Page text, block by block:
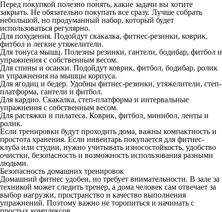
Перед покупкой полезно понять, какие задачи вы хотите
закрыть. Не обязательно покупать все сразу. Лучше собрать
небольшой, но продуманный набор, который будет
использоваться регулярно.
Для похудения. Подойдут скакалка, фитнес-резинки, коврик,
фитбол и легкие утяжелители.
Для тонуса мышц. Полезны резинки, гантели, бодибар, фитбол и
упражнения с собственным весом.
Для спины и осанки. Подойдут коврик, фитбол, бодибар, ролик
и упражнения на мышцы корпуса.
Для ягодиц и бедер. Удобны фитнес-резинки, утяжелители, степ-
платформа, гантели и фитбол.
Для кардио. Скакалка, степ-платформа и интервальные
упражнения с собственным весом.
Для растяжки и пилатеса. Коврик, фитбол, минибол, ленты и
ролик.
Если тренировки будут проходить дома, важны компактность и
простота хранения. Если инвентарь покупается для фитнес-
клуба или студии, нужно учитывать износостойкость, удобство
очистки, безопасность и возможность использования разными
людьми.
Безопасность домашних тренировок
Домашний фитнес удобен, но требует внимательности. В зале за
техникой может следить тренер, а дома человек сам отвечает за
выбор нагрузки, пространство и качество выполнения
упражнений. Поэтому важно не торопиться и начинать с